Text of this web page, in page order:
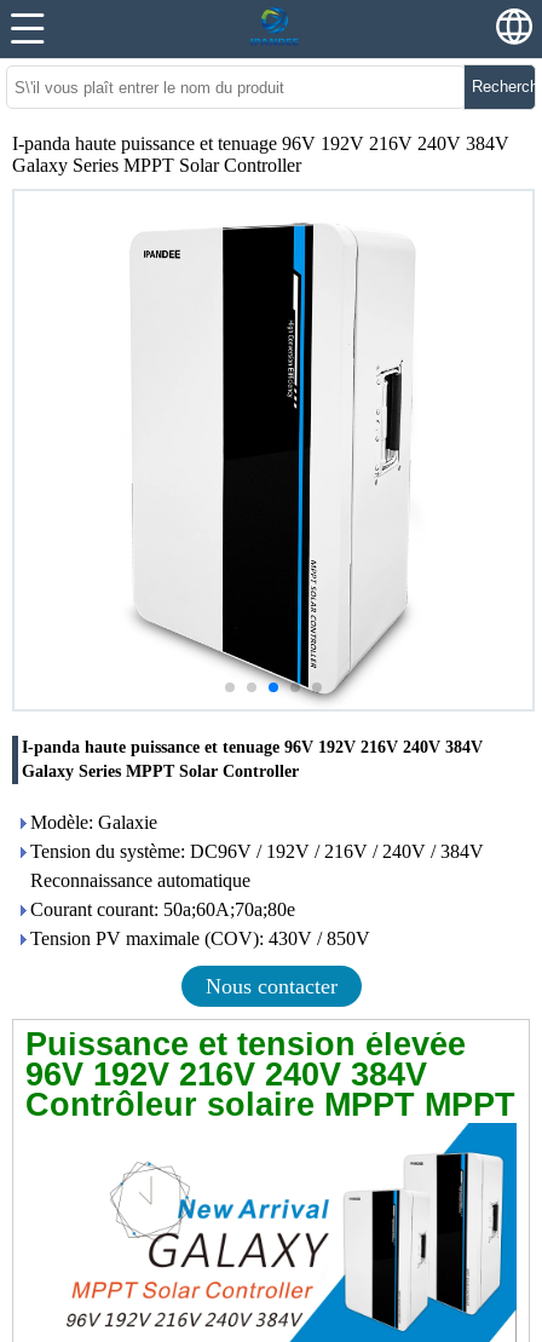
I-panda haute puissance et tenuage 96V 192V 216V 240V 384V
Galaxy Series MPPT Solar Controller
I-panda haute puissance et tenuage 96V 192V 216V 240V 384V
Galaxy Series MPPT Solar Controller
Modèle: Galaxie
Tension du système: DC96V / 192V / 216V / 240V / 384V
Reconnaissance automatique
Courant courant: 50a;60A;70a;80e
Tension PV maximale (COV): 430V / 850V
Nous contacter
Puissance et tension élevée
96V 192V 216V 240V 384V
Contrôleur solaire MPPT MPPT